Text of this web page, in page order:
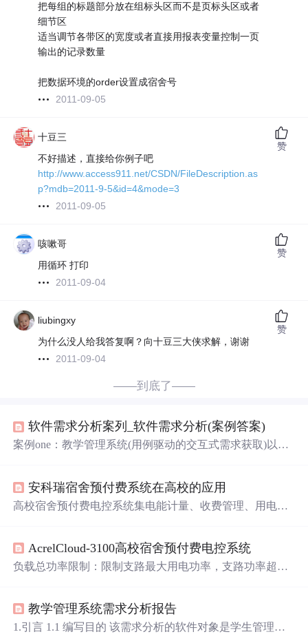
把每组的标题部分放在组标头区而不是页标头区或者
细节区
适当调节各带区的宽度或者直接用报表变量控制一页
输出的记录数量
把数据环境的order设置成宿舍号
2011-09-05
十豆三
不好描述，直接给你例子吧
http://www.access911.net/CSDN/FileDescription.as
p?mdb=2011-9-5&id=4&mode=3
2011-09-05
赞
咳嗽哥
用循环 打印
2011-09-04
赞
liubingxy
为什么没人给我答复啊？向十豆三大侠求解，谢谢
2011-09-04
赞
——到底了——
软件需求分析案列_软件需求分析(案例答案)
案例one：教学管理系统(用例驱动的交互式需求获取)以一
容十分丰富，工作繁多。作为一个示例，规定开发教学管
理系统JxGL只处理每学期的课程选修注册和学生的成绩管
课教师的情况，选择自己要学习的...
安科瑞宿舍预付费系统在高校的应用
高校宿舍预付费电控系统集电能计量、收费管理、用电过
询、打印用能报表等功能，创建节约校园、安全校园，方
便校方进行一体化、信息化管理，并支持和智慧校园系统
断”、“基础电量下发”、“初始化”、“清零”、“短信设置”、
“空调复位”等操作。在这里可以设置每个月的下发金额，
月初系统自动下发，不累计。
AcrelCloud-3100高校宿舍预付费电控系统
负载总功率限制：限制支路最大用电功率，支路功率超过
跳闸4、恶性负载识别：限制支路接入未定义的恶性负载，
当支路接入未经允许的恶性负载时，支路跳闸。高校宿舍
教学管理系统需求分析报告
1.引言 1.1 编写目的 该需求分析的软件对象是学生管理系